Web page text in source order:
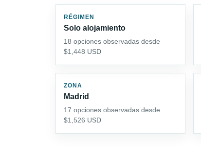
RÉGIMEN
Solo alojamiento
18 opciones observadas desde
$1,448 USD
ZONA
Madrid
17 opciones observadas desde
$1,526 USD